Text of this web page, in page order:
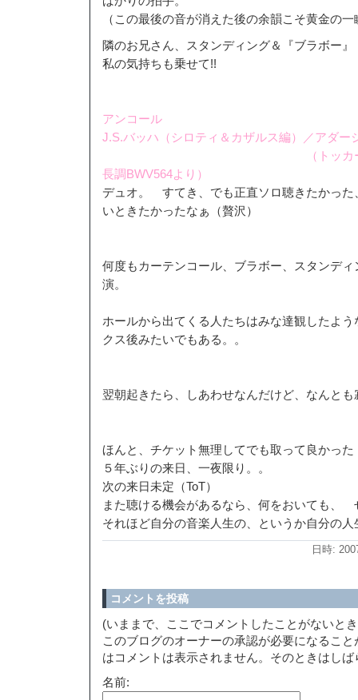
（この最後の音が消えた後の余韻こそ黄金の
隣のお兄さん、スタンディング＆『ブラボー』
私の気持ちも乗せて!!
アンコール
J.S.バッハ（シロティ＆カザルス編）／アダー
（トッカータ、アダー
長調BWV564より）
デュオ。 すてき、でも正直ソロ聴きたかった
いときたかったなぁ（贅沢）
何度もカーテンコール、ブラボー、スタンデ
演。
ホールから出てくる人たちはみな達観したよ
クス後みたいでもある。。
翌朝起きたら、しあわせなんだけど、なんと
ほんと、チケット無理してでも取って良かっ
５年ぶりの来日、一夜限り。。
次の来日未定（ToT）
また聴ける機会があるなら、何をおいても、
それほど自分の音楽人生の、というか自分の
日時:
コメントを投稿
(いままで、ここでコメントしたことがないと
このブログのオーナーの承認が必要になるこ
はコメントは表示されません。そのときはし
名前: